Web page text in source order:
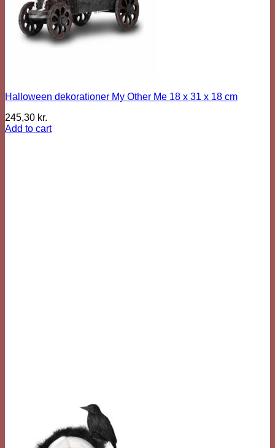
Halloween dekorationer My Other Me 18 x 31 x 18 cm
245,30 kr.
Add to cart